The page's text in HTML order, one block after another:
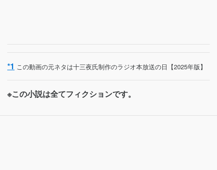
*1 この動画の元ネタは十三夜氏制作のラジオ本放送の日【2025年版】
※この小説は全てフィクションです。